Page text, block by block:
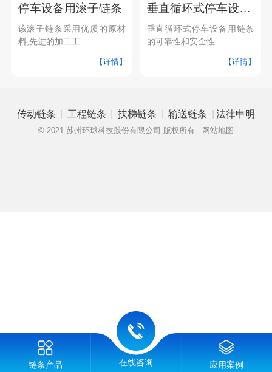
停车设备用滚子链条
该滚子链条采用优质的原材
料,先进的加工工...
【详情】
垂直循环式停车设备用链条
垂直循环式停车设备用链条
的可靠性和安全性...
【详情】
传动链条 | 工程链条 | 扶梯链条 | 输送链条 | 法律申明
© 2021 苏州环球科技股份有限公司 版权所有 网站地图
链条产品 在线咨询 应用案例